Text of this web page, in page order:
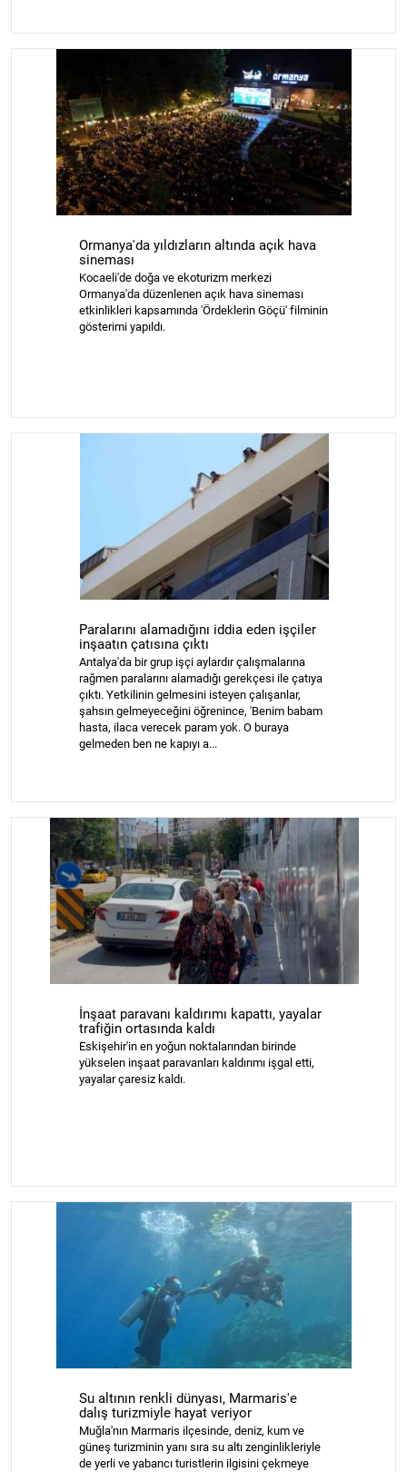
Ormanya'da yıldızların altında açık hava
sineması
Kocaeli'de doğa ve ekoturizm merkezi
Ormanya'da düzenlenen açık hava sineması
etkinlikleri kapsamında 'Ördeklerin Göçü' filminin
gösterimi yapıldı.
Paralarını alamadığını iddia eden işçiler
inşaatın çatısına çıktı
Antalya'da bir grup işçi aylardır çalışmalarına
rağmen paralarını alamadığı gerekçesi ile çatıya
çıktı. Yetkilinin gelmesini isteyen çalışanlar,
şahsın gelmeyeceğini öğrenince, 'Benim babam
hasta, ilaca verecek param yok. O buraya
gelmeden ben ne kapıyı a...
İnşaat paravanı kaldırımı kapattı, yayalar
trafiğin ortasında kaldı
Eskişehir'in en yoğun noktalarından birinde
yükselen inşaat paravanları kaldırımı işgal etti,
yayalar çaresiz kaldı.
Su altının renkli dünyası, Marmaris'e
dalış turizmiyle hayat veriyor
Muğla'nın Marmaris ilçesinde, deniz, kum ve
güneş turizminin yanı sıra su altı zenginlikleriyle
de yerli ve yabancı turistlerin ilgisini çekmeye